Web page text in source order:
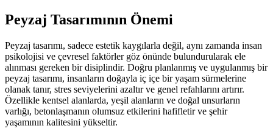
Peyzaj Tasarımının Önemi
Peyzaj tasarımı, sadece estetik kaygılarla değil, aynı zamanda insan
psikolojisi ve çevresel faktörler göz önünde bulundurularak ele
alınması gereken bir disiplindir. Doğru planlanmış ve uygulanmış bir
peyzaj tasarımı, insanların doğayla iç içe bir yaşam sürmelerine
olanak tanır, stres seviyelerini azaltır ve genel refahlarını artırır.
Özellikle kentsel alanlarda, yeşil alanların ve doğal unsurların
varlığı, betonlaşmanın olumsuz etkilerini hafifletir ve şehir
yaşamının kalitesini yükseltir.